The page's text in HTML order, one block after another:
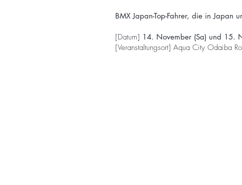
BMX Japan-Top-Fahrer, die in
[Datum] 14. November (Sa) und 15.
[Veranstaltungsort] Aqua City Odaiba